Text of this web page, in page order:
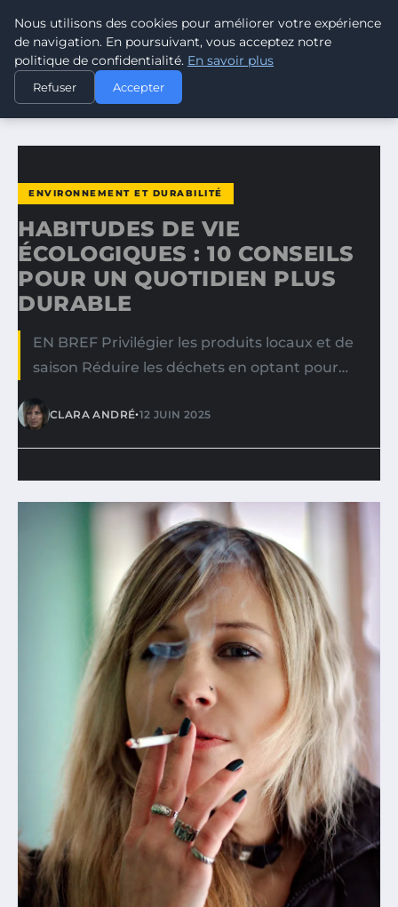
CLIMATE RESPONSE BLOG
ACCUEIL
ENVIRONNEMENT ET DURABILITÉ
HABITUDES DE VIE ÉCOLOGIQUES : 10 CONSEILS POUR UN…
ENVIRONNEMENT ET DURABILITÉ
HABITUDES DE VIE
ÉCOLOGIQUES : 10 CONSEILS
POUR UN QUOTIDIEN PLUS
DURABLE
EN BREF Privilégier les produits locaux et de
saison Réduire les déchets en optant pour…
CLARA ANDRÉ•12 JUIN 2025
Nous utilisons des cookies pour améliorer votre expérience
de navigation. En poursuivant, vous acceptez notre
politique de confidentialité. En savoir plus
Refuser Accepter